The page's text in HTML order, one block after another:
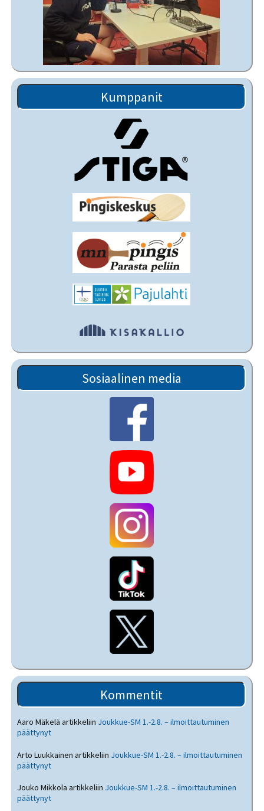
Kumppanit
Sosiaalinen media
Kommentit
Aaro Mäkelä artikkeliin Joukkue-SM 1.-2.8. – ilmoittautuminen
päättynyt
Arto Luukkainen artikkeliin Joukkue-SM 1.-2.8. – ilmoittautuminen
päättynyt
Jouko Mikkola artikkeliin Joukkue-SM 1.-2.8. – ilmoittautuminen
päättynyt